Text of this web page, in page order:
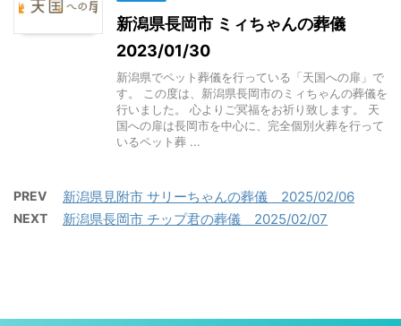
新潟県長岡市 ミィちゃんの葬儀
2023/01/30
新潟県でペット葬儀を行っている「天国への扉」で
す。 この度は、新潟県長岡市のミィちゃんの葬儀を
行いました。 心よりご冥福をお祈り致します。 天
国への扉は長岡市を中心に、完全個別火葬を行って
いるペット葬 ...
PREV 新潟県見附市 サリーちゃんの葬儀 2025/02/06
NEXT 新潟県長岡市 チップ君の葬儀 2025/02/07